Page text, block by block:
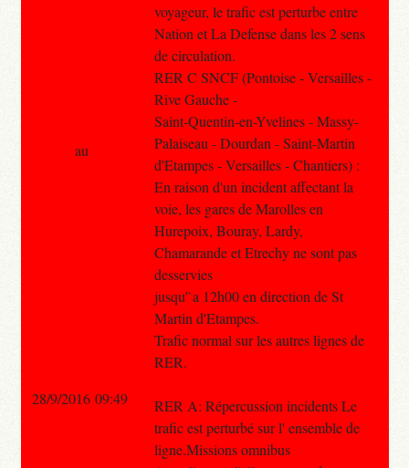
voyageur, le trafic est perturbe entre
Nation et La Defense dans les 2 sens
de circulation.
RER C SNCF (Pontoise - Versailles -
Rive Gauche -
Saint-Quentin-en-Yvelines - Massy-
Palaiseau - Dourdan - Saint-Martin
d'Etampes - Versailles - Chantiers) :
En raison d'un incident affectant la
voie, les gares de Marolles en
Hurepoix, Bouray, Lardy,
Chamarande et Etrechy ne sont pas
desservies
jusqu'`a 12h00 en direction de St
Martin d'Etampes.
Trafic normal sur les autres lignes de
RER.
RER A: Répercussion incidents Le
trafic est perturbé sur l' ensemble de
ligne.Missions omnibus
au
28/9/2016 09:49